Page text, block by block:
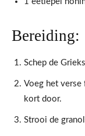
Bereiding:
Schep de
Voeg het verse
kort door.
Strooi de